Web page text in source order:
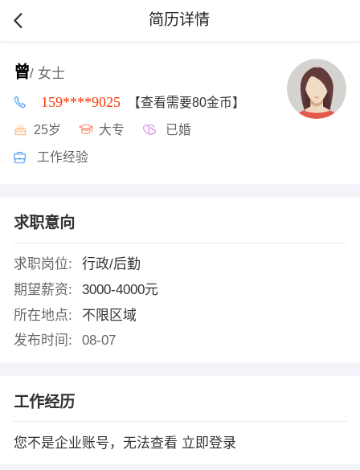
简历详情
曾/ 女士
159****9025 【查看需要80金币】
25岁 大专 已婚
工作经验
求职意向
求职岗位:
行政/后勤
期望薪资:
3000-4000元
所在地点:
不限区域
发布时间:
08-07
工作经历
您不是企业账号，无法查看 立即登录